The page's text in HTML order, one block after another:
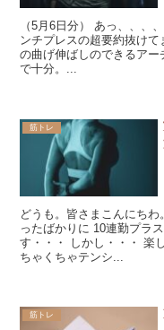
（5月6日分） あっ、、、
ンチプレスの超要約抜け
の曲げ伸ばしのできるア
で十分。...
筋トレ
どうも。皆さまこんにち
ったばかりに 10連勤プラ
す・・・ しかし・・・ 楽
ちゃくちゃテンシ...
筋トレ